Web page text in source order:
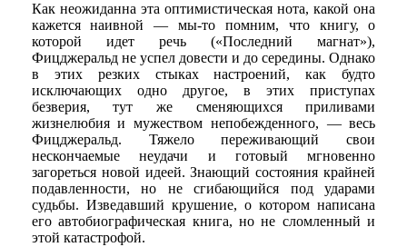
Как неожиданна эта оптимистическая нота, какой она
кажется наивной — мы-то помним, что книгу, о
которой идет речь («Последний магнат»),
Фицджеральд не успел довести и до середины. Однако
в этих резких стыках настроений, как будто
исключающих одно другое, в этих приступах
безверия, тут же сменяющихся приливами
жизнелюбия и мужеством непобежденного, — весь
Фицджеральд. Тяжело переживающий свои
нескончаемые неудачи и готовый мгновенно
загореться новой идеей. Знающий состояния крайней
подавленности, но не сгибающийся под ударами
судьбы. Изведавший крушение, о котором написана
его автобиографическая книга, но не сломленный и
этой катастрофой.